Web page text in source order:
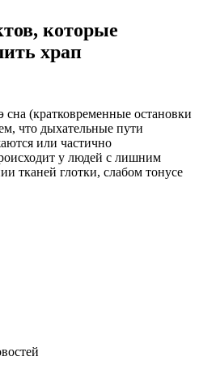
которые
храп
(кратковременные остановки
что дыхательные пути
или частично
у людей с лишним
тканей глотки, слабом тонусе